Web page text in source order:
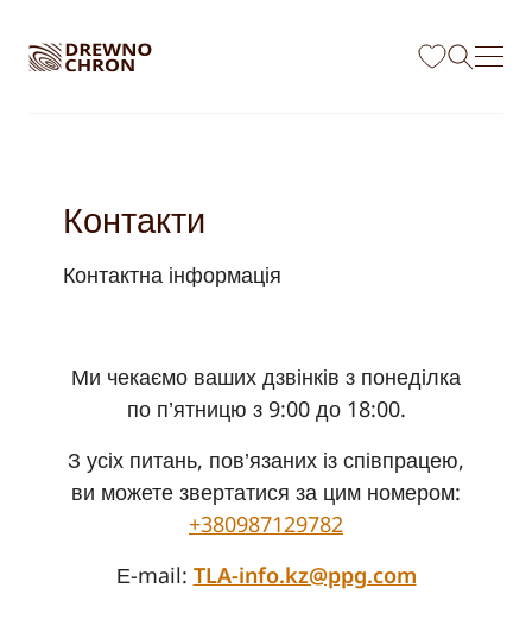
Контакти
Контактна інформація
Ми чекаємо ваших дзвінків з понеділка
по п’ятницю з 9:00 до 18:00.
З усіх питань, пов’язаних із співпрацею,
ви можете звертатися за цим номером:
+380987129782
Е-mail: TLA-info.kz@ppg.com